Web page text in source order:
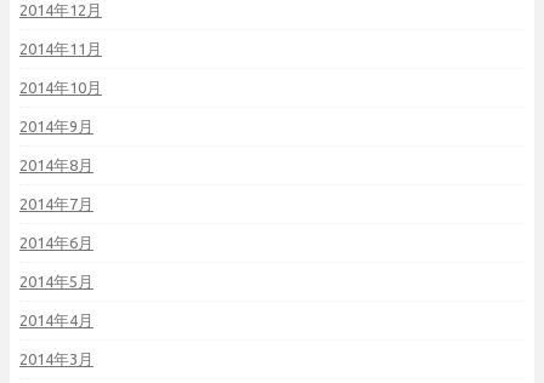
2014年12月
2014年11月
2014年10月
2014年9月
2014年8月
2014年7月
2014年6月
2014年5月
2014年4月
2014年3月